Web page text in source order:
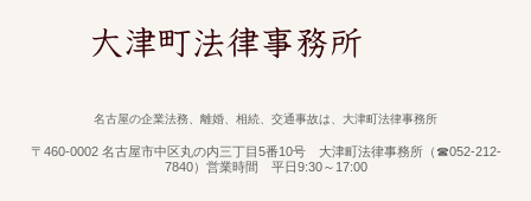
名古屋の企業法務、離婚、相続、交通事故は、大津町法律事務所
〒460-0002 名古屋市中区丸の内三丁目5番10号 大津町法律事務所（☎052-212-
7840）営業時間 平日9:30～17:00